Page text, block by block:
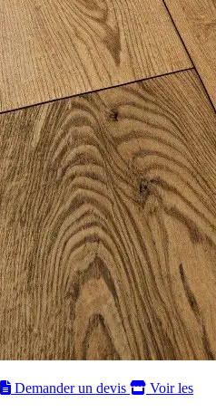
Demander un devis
Voir les